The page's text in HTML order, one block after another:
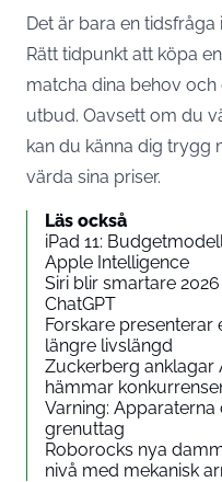
Det är bara en tidsfråga
Rätt tidpunkt att köpa
matcha dina behov
utbud. Oavsett om du
kan du känna dig trygg
värda sina priser.
Läs också
iPad 11:
Apple Intelligence
Siri blir smartare
ChatGPT
Forskare
längre livslängd
Zuckerberg anklagar
hämmar
Varning:
grenuttag
Roborocks nya
nivå med mekanisk